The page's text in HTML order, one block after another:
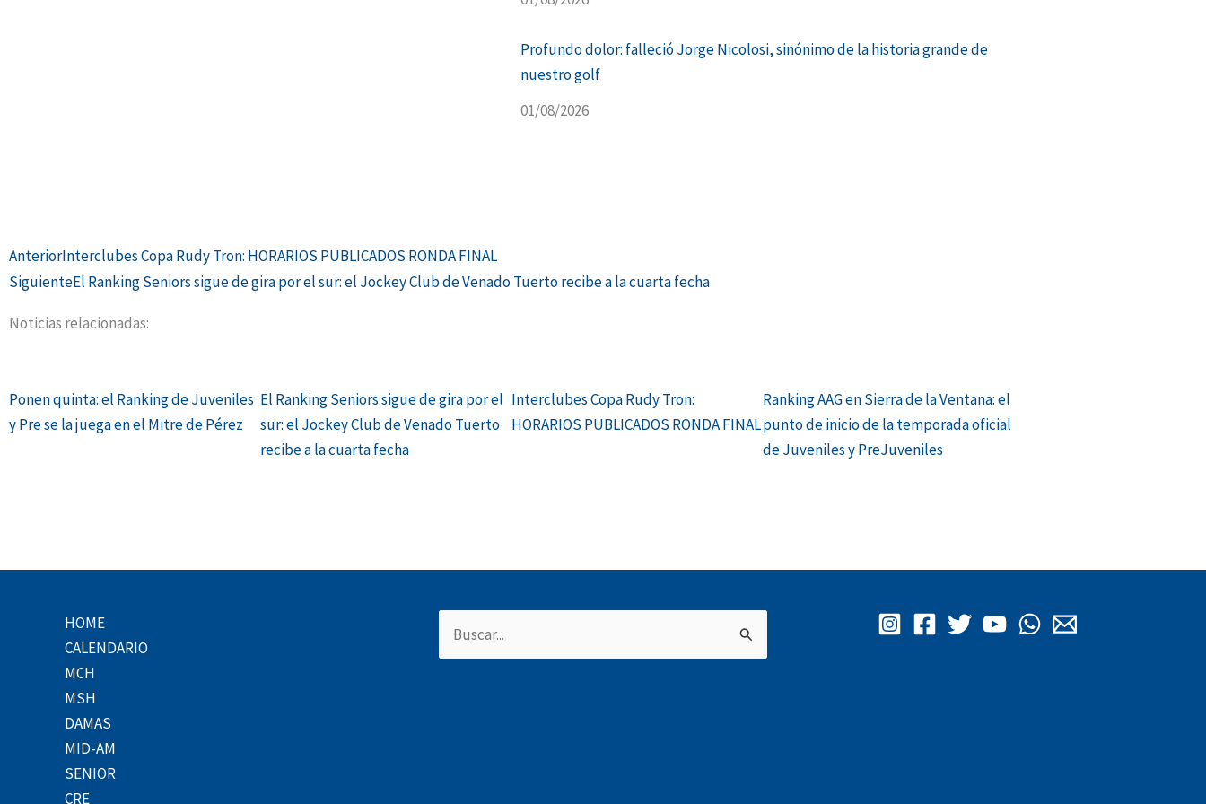
Profundo dolor: falleció Jorge Nicolosi, sinónimo de la historia grande de
nuestro golf
01/08/2026
Ant
AnteriorInterclubes Copa Rudy Tron: HORARIOS PUBLICADOS RONDA FINAL
SiguienteEl Ranking Seniors sigue de gira por el sur: el Jockey Club de Venado Tuerto recibe a la cuarta fecha
Noticias relacionadas:
Ponen quinta: el Ranking de Juveniles
y Pre se la juega en el Mitre de Pérez
El Ranking Seniors sigue de gira por el
sur: el Jockey Club de Venado Tuerto
recibe a la cuarta fecha
Interclubes Copa Rudy Tron:
HORARIOS PUBLICADOS RONDA FINAL
Ranking AAG en Sierra de la Ventana: el
punto de inicio de la temporada oficial
de Juveniles y PreJuveniles
HOME
CALENDARIO
MCH
MSH
DAMAS
MID-AM
SENIOR
CRE
Buscar
por: